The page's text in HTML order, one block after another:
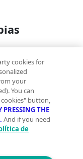
para una
cookies for
your
You can
cookies" button,
PRESSING THE
And if you need
de